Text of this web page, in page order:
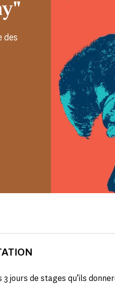
des
3 jours de stages qu’ils